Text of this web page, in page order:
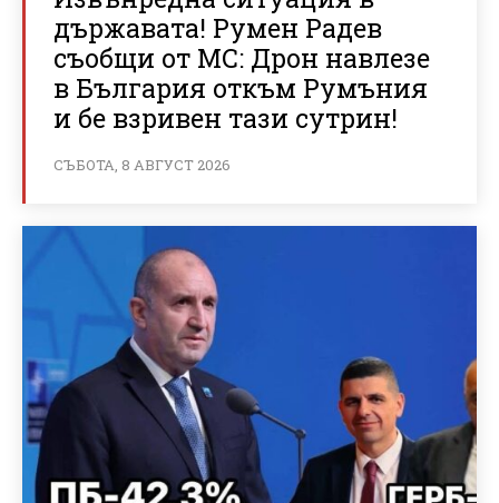
държавата! Румен Радев
съобщи от МС: Дрон навлезе
в България откъм Румъния
и бе взривен тази сутрин!
СЪБОТА, 8 АВГУСТ 2026